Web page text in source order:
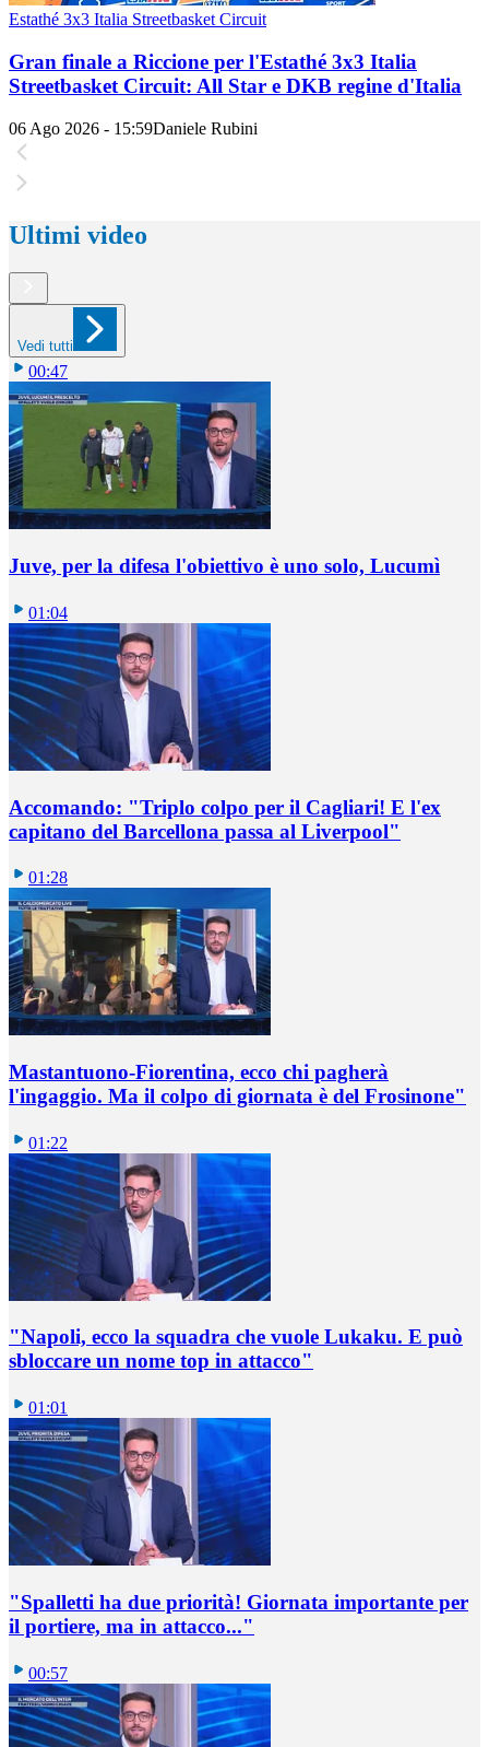
Estathé 3x3 Italia Streetbasket Circuit
Gran finale a Riccione per l'Estathé 3x3 Italia
Streetbasket Circuit: All Star e DKB regine d'Italia
06 Ago 2026 - 15:59Daniele Rubini
Ultimi video
Vedi tutti
00:47
Juve, per la difesa l'obiettivo è uno solo, Lucumì
01:04
Accomando: "Triplo colpo per il Cagliari! E l'ex
capitano del Barcellona passa al Liverpool"
01:28
Mastantuono-Fiorentina, ecco chi pagherà
l'ingaggio. Ma il colpo di giornata è del Frosinone"
01:22
"Napoli, ecco la squadra che vuole Lukaku. E può
sbloccare un nome top in attacco"
01:01
"Spalletti ha due priorità! Giornata importante per
il portiere, ma in attacco..."
00:57